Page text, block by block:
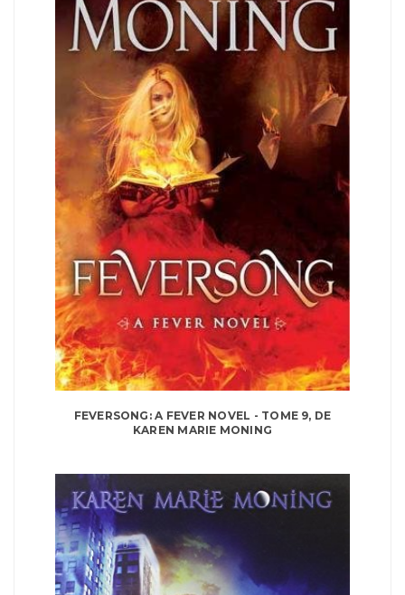
FEVERSONG: A FEVER NOVEL - TOME 9, DE
KAREN MARIE MONING